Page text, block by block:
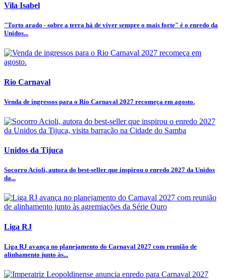
Vila Isabel
"Torto arado - sobre a terra há de viver sempre o mais forte" é o enredo da
Unidos...
Rio Carnaval
Venda de ingressos para o Rio Carnaval 2027 recomeça em agosto.
Unidos da Tijuca
Socorro Acioli, autora do best-seller que inspirou o enredo 2027 da Unidos
da...
Liga RJ
Liga RJ avança no planejamento do Carnaval 2027 com reunião de
alinhamento junto às...